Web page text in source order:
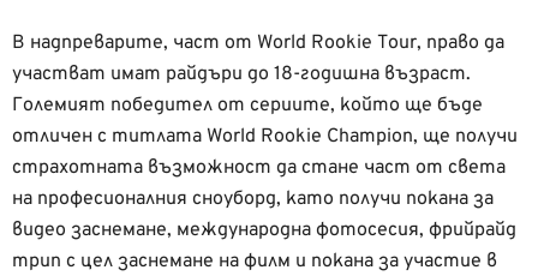
В надпреварите, част от World Rookie Tour, право да
участват имат райдъри до 18-годишна възраст.
Големият победител от сериите, който ще бъде
отличен с титлата World Rookie Champion, ще получи
страхотната възможност да стане част от света
на професионалния сноуборд, като получи покана за
видео заснемане, международна фотосесия, фрийрайд
трип с цел заснемане на филм и покана за участие в